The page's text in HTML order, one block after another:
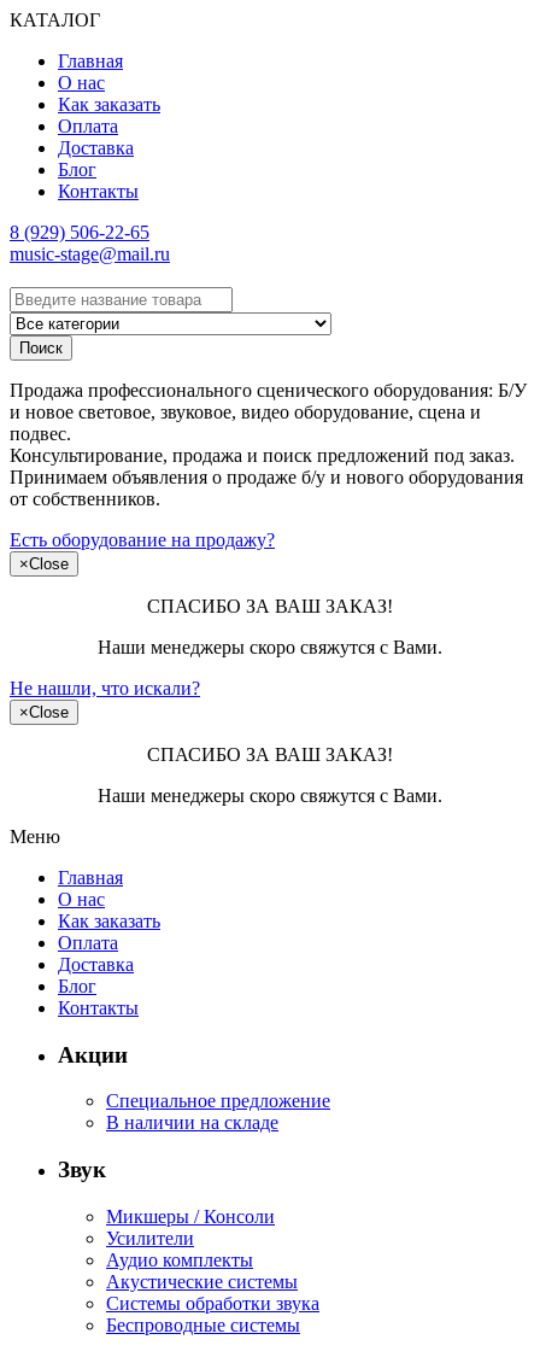
КАТАЛОГ
Главная
О нас
Как заказать
Оплата
Доставка
Блог
Контакты
8 (929) 506-22-65
music-stage@mail.ru
Поиск
Продажа профессионального сценического оборудования: Б/У
и новое световое, звуковое, видео оборудование, сцена и
подвес.
Консультирование, продажа и поиск предложений под заказ.
Принимаем объявления о продаже б/у и нового оборудования
от собственников.
Есть оборудование на продажу?
×Close
СПАСИБО ЗА ВАШ ЗАКАЗ!
Наши менеджеры скоро свяжутся с Вами.
Не нашли, что искали?
×Close
СПАСИБО ЗА ВАШ ЗАКАЗ!
Наши менеджеры скоро свяжутся с Вами.
Меню
Главная
О нас
Как заказать
Оплата
Доставка
Блог
Контакты
Акции
Специальное предложение
В наличии на складе
Звук
Микшеры / Консоли
Усилители
Аудио комплекты
Акустические системы
Системы обработки звука
Беспроводные системы